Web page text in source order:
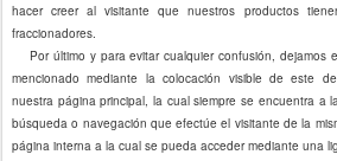
hacer creer al visitante que nuestros productos
fraccionadores.
Por último y para evitar cualquier confusión, dejamos
mencionado mediante la colocación visible de este
nuestra página principal, la cual siempre se encuentra a
búsqueda o navegación que efectúe el visitante de la
página interna a la cual se pueda acceder mediante una